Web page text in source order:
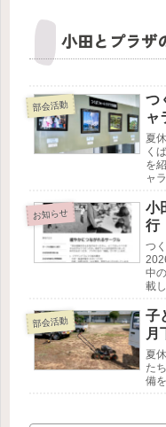
小田とプラザ
部会活動
つ
ャ
夏
く
を
ャ
お知らせ
小
行
つ
中
載
部会活動
子
月
夏
た
備